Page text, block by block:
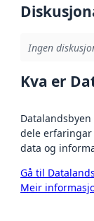
Ingen
Kva er
dele
data og
Gå til
Meir